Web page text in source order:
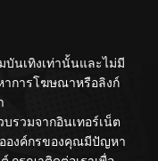
บันเทิงเท่านั้นและไม่มี
าการโฆษณาหรือลิงก์
รวมจากอินเทอร์เน็ต
องค์กรของคุณมีปัญหา